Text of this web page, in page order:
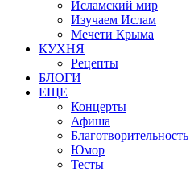
Исламский мир
Изучаем Ислам
Мечети Крыма
КУХНЯ
Рецепты
БЛОГИ
ЕЩЕ
Концерты
Афиша
Благотворительность
Юмор
Тесты